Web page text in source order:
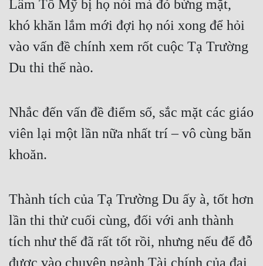
Lâm Tố Mỹ bị họ nói mà đỏ bừng mặt,
khó khăn lắm mới đợi họ nói xong để hỏi
vào vấn đề chính xem rốt cuộc Tạ Trường
Du thi thế nào.
Nhắc đến vấn đề điểm số, sắc mặt các giáo
viên lại một lần nữa nhất trí – vô cùng băn
khoăn.
Thành tích của Tạ Trường Du ấy à, tốt hơn
lần thi thử cuối cùng, đối với anh thành
tích như thế đã rất tốt rồi, nhưng nếu để đỗ
được vào chuyên ngành Tài chính của đại